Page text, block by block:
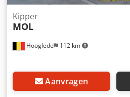
Hooglede 112 km
Kipper
MOL
Aanvragen